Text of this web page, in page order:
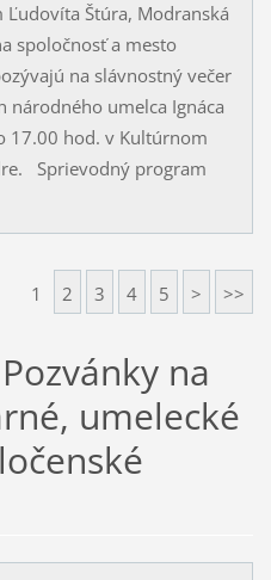
Ľudovíta Štúra, Modranská
spoločnosť a mesto
na slávnostný večer
umelca Ignáca
17.00 hod. v Kultúrnom
Sprievodný program
1 2 3 4 5 > >>
na
umelecké